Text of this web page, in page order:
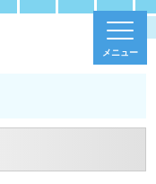
メニュー